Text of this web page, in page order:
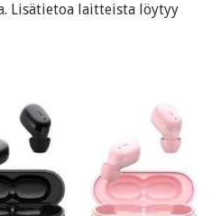
Lisätietoa laitteista löytyy